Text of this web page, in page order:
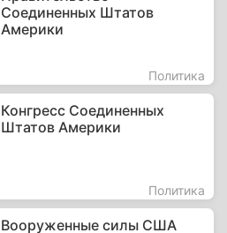
Соединенных Штатов
Америки
Политика
Конгресс Соединенных
Штатов Америки
Политика
Вооруженные силы США